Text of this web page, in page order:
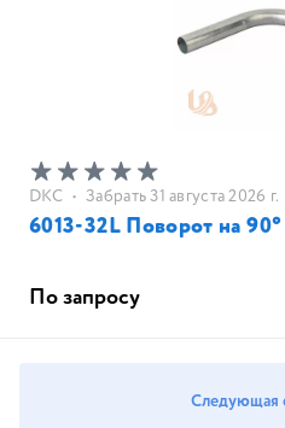
DKC • Забрать 31 августа 2026 г.
6013-32L Поворот на
По запросу
Следующая